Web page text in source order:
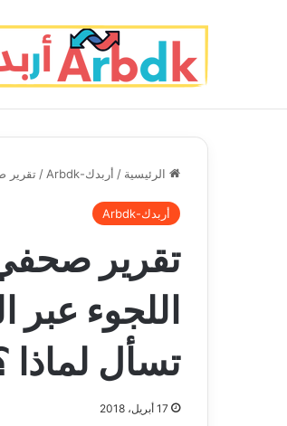
الرئيسية / أربدك-Arbdk / تقرير
أربدك-Arbdk
تقرير
اللجوء
تسأل لماذا
17 أبريل، 2018